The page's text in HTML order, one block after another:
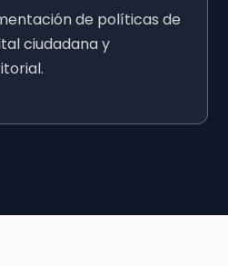
de políticas de
ciudadana y